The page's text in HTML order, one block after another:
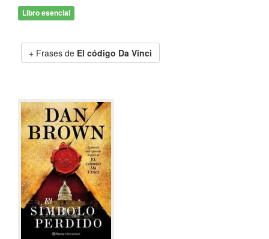
Libro esencial
Frases de El código Da Vinci